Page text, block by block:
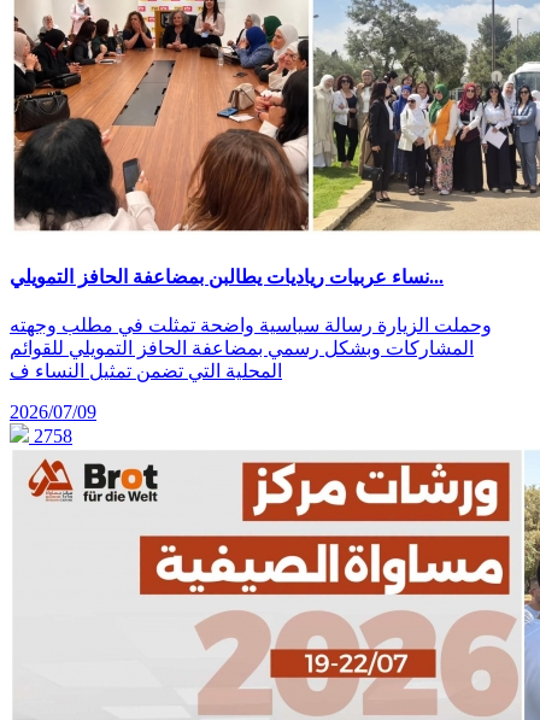
نساء عربيات رياديات يطالبن بمضاعفة الحافز التمويلي...
وحملت الزيارة رسالة سياسية واضحة تمثلت في مطلب وجهته
المشاركات وبشكل رسمي بمضاعفة الحافز التمويلي للقوائم
المحلية التي تضمن تمثيل النساء ف
2026/07/09
2758